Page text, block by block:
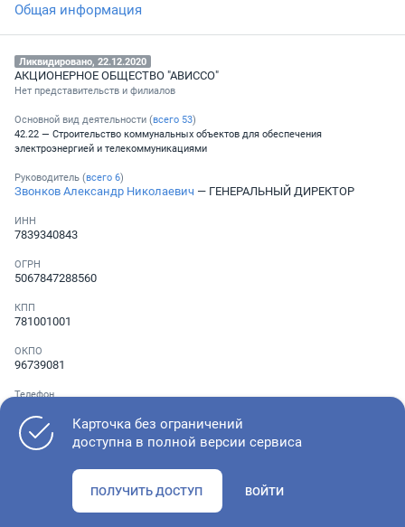
Общая информация
Ликвидировано, 22.12.2020
АКЦИОНЕРНОЕ ОБЩЕСТВО "АВИССО"
Нет представительств и филиалов
Основной вид деятельности (всего 53)
42.22 — Строительство коммунальных объектов для обеспечения
электроэнергией и телекоммуникациями
Руководитель (всего 6)
Звонков Александр Николаевич — ГЕНЕРАЛЬНЫЙ ДИРЕКТОР
ИНН
7839340843
ОГРН
5067847288560
КПП
781001001
ОКПО
96739081
Телефон
Как оценить состояние компании
Карточка без ограничений
доступна в полной версии сервиса
ПОЛУЧИТЬ ДОСТУП ВОЙТИ